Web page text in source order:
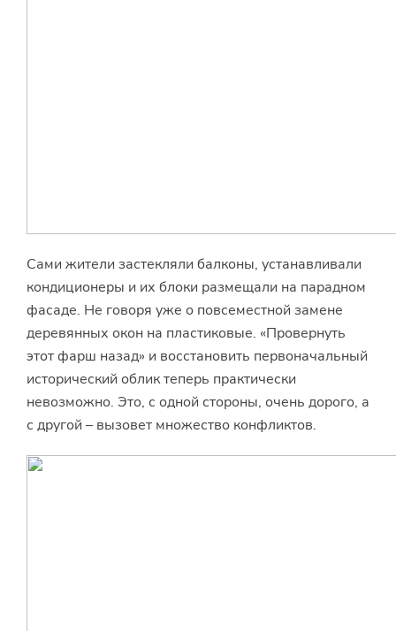
Сами жители застекляли балконы, устанавливали
кондиционеры и их блоки размещали на парадном
фасаде. Не говоря уже о повсеместной замене
деревянных окон на пластиковые. «Провернуть
этот фарш назад» и восстановить первоначальный
исторический облик теперь практически
невозможно. Это, с одной стороны, очень дорого, а
с другой – вызовет множество конфликтов.